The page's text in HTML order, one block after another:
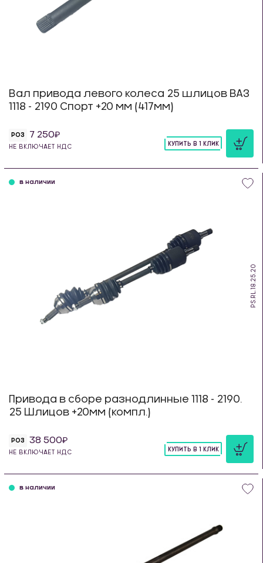
Вал привода левого колеса 25 шлицов ВАЗ
1118 - 2190 Спорт +20 мм (417мм)
РОЗ 7 250
НЕ ВКЛЮЧАЕТ НДС
КУПИТЬ В 1 КЛИК
PS.RL.18.25.20
в наличии
Привода в сборе разнодлинные 1118 - 2190.
25 Шлицов +20мм (компл.)
РОЗ 38 500
НЕ ВКЛЮЧАЕТ НДС
КУПИТЬ В 1 КЛИК
в наличии